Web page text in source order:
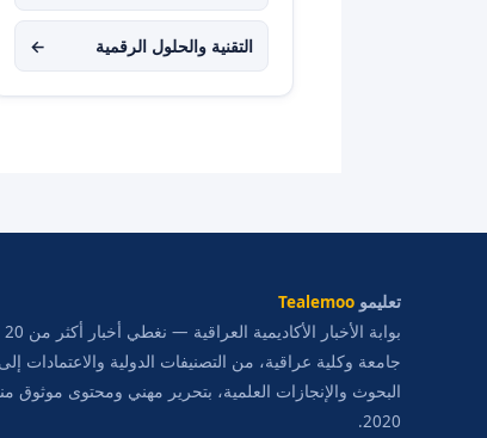
التقنية والحلول الرقمية ←
تعليمو Tealemoo
بوابة الأخبار الأكاديمية العراقية — نغطي أخبار أكثر من 20
جامعة وكلية عراقية، من التصنيفات الدولية والاعتمادات إلى
البحوث والإنجازات العلمية، بتحرير مهني ومحتوى موثوق
2020.